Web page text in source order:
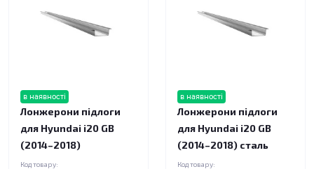
в наявності
Лонжерони підлоги
для Hyundai i20 GB
(2014–2018)
Код товару:
в наявності
Лонжерони підлоги
для Hyundai i20 GB
(2014–2018) сталь
Код товару: